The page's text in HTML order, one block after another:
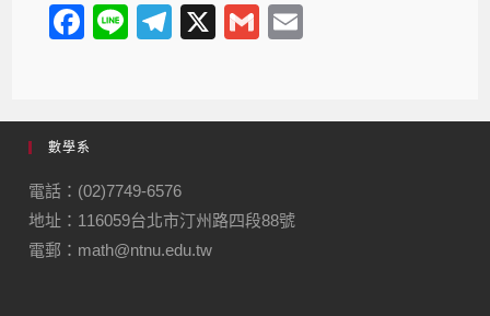
F
e
b
o
o
k
Li
T
gr
m
X
G
數學系
電話：(02)7749-6576
地址：116059台北市汀州路四段88號
電郵：math@ntnu.edu.tw